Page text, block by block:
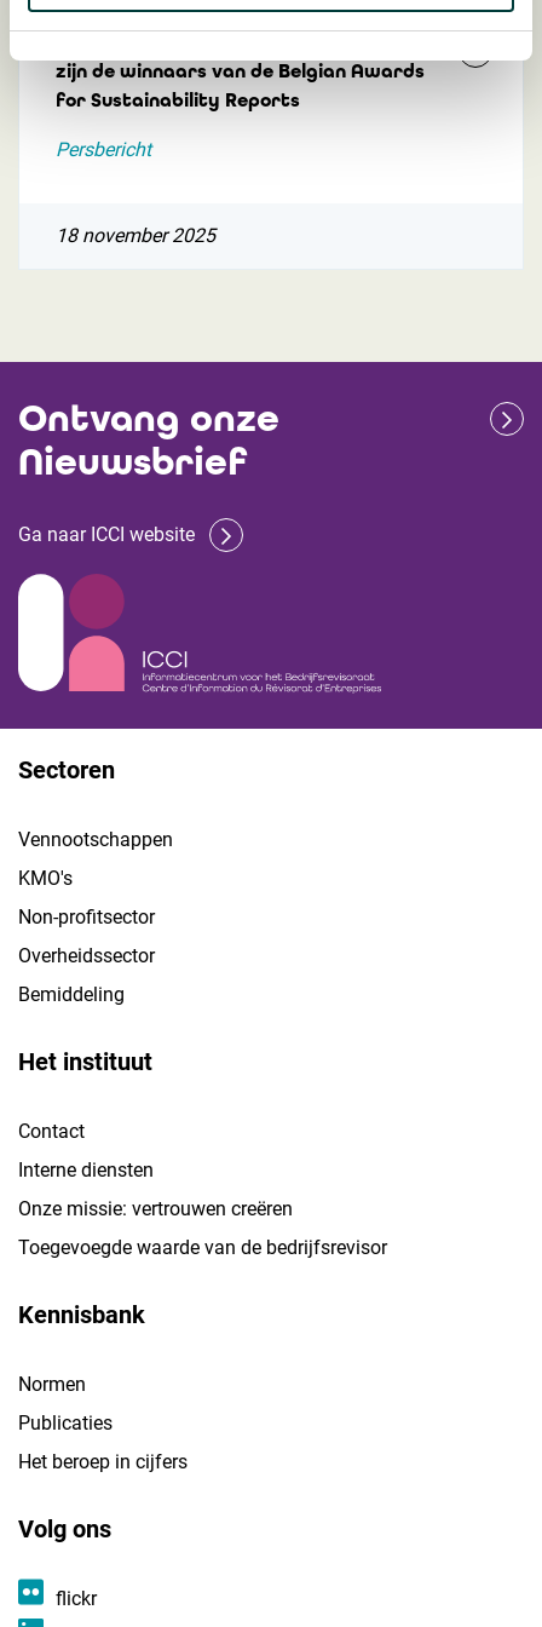
zijn de winnaars van de Belgian Awards
for Sustainability Reports
Persbericht
18 november 2025
Ontvang onze
Nieuwsbrief
Ga naar ICCI website
Sectoren
Vennootschappen
KMO's
Non-profitsector
Overheidssector
Bemiddeling
Het instituut
Contact
Interne diensten
Onze missie: vertrouwen creëren
Toegevoegde waarde van de bedrijfsrevisor
Kennisbank
Normen
Publicaties
Het beroep in cijfers
Volg ons
flickr